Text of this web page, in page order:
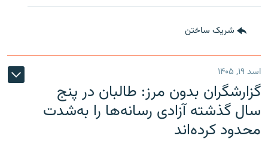
شریک ساختن
اسد ۱۹, ۱۴۰۵
گزارشگران بدون مرز: طالبان در پنج
سال گذشته آزادی رسانه‌ها را به‌شدت
محدود کرده‌اند